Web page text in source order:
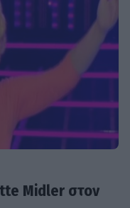
Midler στον